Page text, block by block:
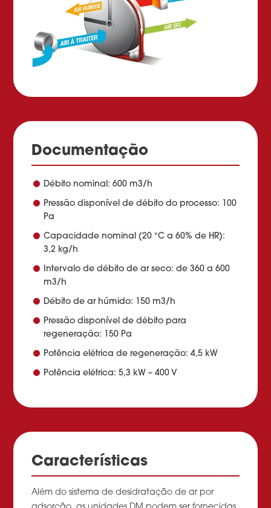
Documentação
Débito nominal: 600 m3/h
Pressão disponível de débito do processo: 100
Pa
Capacidade nominal (20 °C a 60% de HR):
3,2 kg/h
Intervalo de débito de ar seco: de 360 a 600
m3/h
Débito de ar húmido: 150 m3/h
Pressão disponível de débito para
regeneração: 150 Pa
Potência elétrica de regeneração: 4,5 kW
Potência elétrica: 5,3 kW – 400 V
Características
Além do sistema de desidratação de ar por